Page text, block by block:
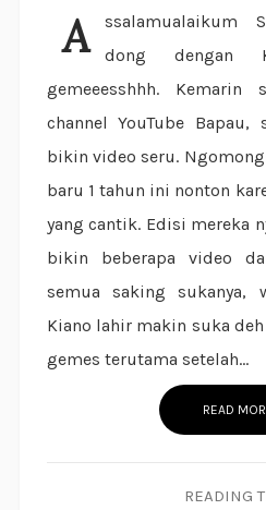
Assalamualaikum Sahabat. Udah kenal
dong dengan
gemeeesshhh. Kemarin
channel YouTube
bikin video seru.
baru 1 tahun ini nonton
yang cantik. Edisi mereka
bikin beberapa video
semua saking sukanya,
Kiano lahir makin suka
gemes terutama setelah...
READ
READING